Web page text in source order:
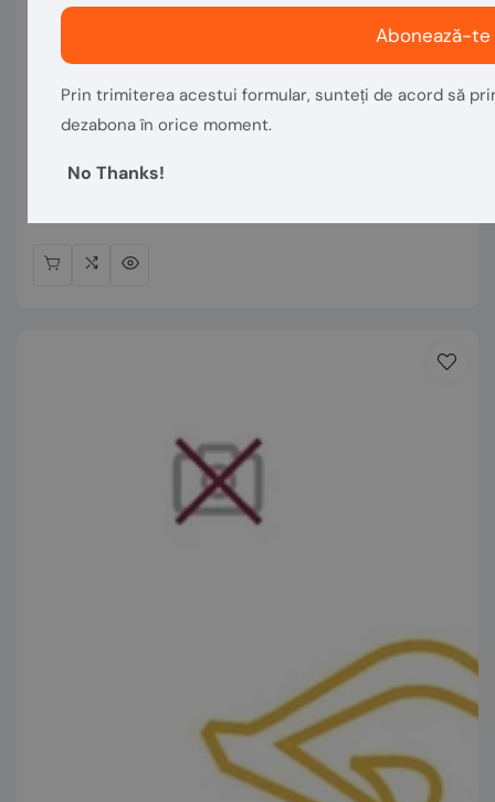
Vânzător:
Excavator pe roti - JCB JS145W
€119.401,68
Abonează-te
Prin trimiterea acestui formular, sunteți de acord să
dezabona în orice moment.
No Thanks!